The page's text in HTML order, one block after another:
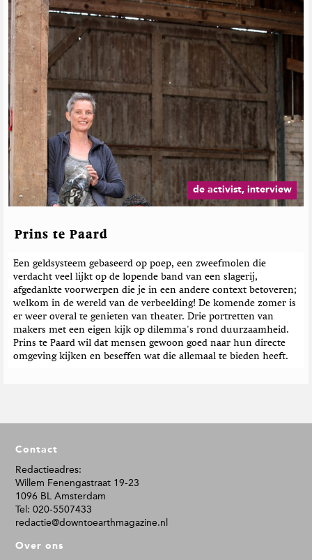
de activist, interview
Prins te Paard
Een geldsysteem gebaseerd op poep, een zweefmolen die
verdacht veel lijkt op de lopende band van een slagerij,
afgedankte voorwerpen die je in een andere context betoveren;
welkom in de wereld van de verbeelding! De komende zomer is
er weer overal te genieten van theater. Drie portretten van
makers met een eigen kijk op dilemma's rond duurzaamheid.
Prins te Paard wil dat mensen gewoon goed naar hun directe
omgeving kijken en beseffen wat die allemaal te bieden heeft.
o
o
Contact
Redactieadres:
Willem Fenengastraat 19-23
1096 BL Amsterdam
Tel: 020-5507433
redactie@downtoearthmagazine.nl
Over ons